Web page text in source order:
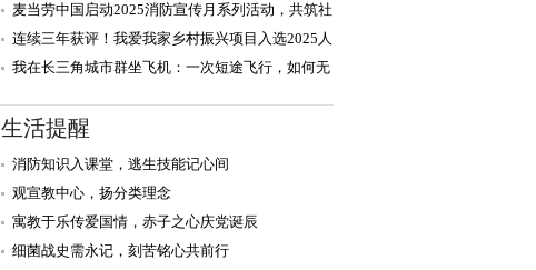
麦当劳中国启动2025消防宣传月系列活动，共筑社
区安全防线
连续三年获评！我爱我家乡村振兴项目入选2025人
民企业社会责任
我在长三角城市群坐飞机：一次短途飞行，如何无
生活提醒
消防知识入课堂，逃生技能记心间
观宣教中心，扬分类理念
寓教于乐传爱国情，赤子之心庆党诞辰
细菌战史需永记，刻苦铭心共前行